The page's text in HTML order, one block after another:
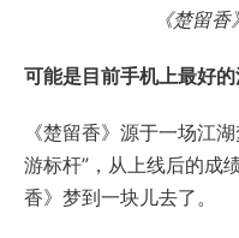
《楚留
可能是目前手机上最好
《楚留香》源于一场江
游标杆”，从上线后的成
香》梦到一块儿去了。